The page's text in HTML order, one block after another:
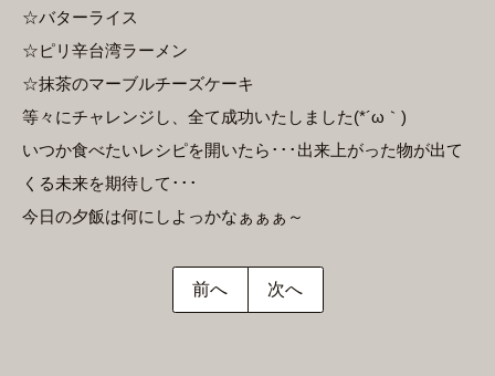
☆バターライス
☆ピリ辛台湾ラーメン
☆抹茶のマーブルチーズケーキ
等々にチャレンジし、全て成功いたしました(*´ω｀)
いつか食べたいレシピを開いたら･･･出来上がった物が出て
くる未来を期待して･･･
今日の夕飯は何にしよっかなぁぁぁ～
前へ 次へ